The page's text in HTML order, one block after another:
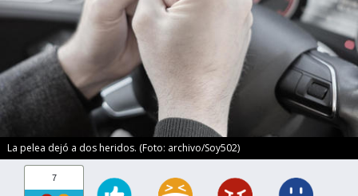
La pelea dejó a dos heridos. (Foto: archivo/Soy502)
7